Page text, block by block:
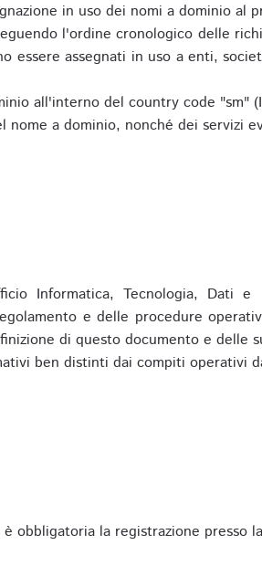
in uso dei nomi a dominio al
l'ordine cronologico delle
assegnati in uso a enti,
all'interno del country code "sm"
nome a dominio, nonché dei servizi
Informatica, Tecnologia, Dati
e delle procedure
di questo documento e delle
ben distinti dai compiti operativi
obbligatoria la registrazione presso